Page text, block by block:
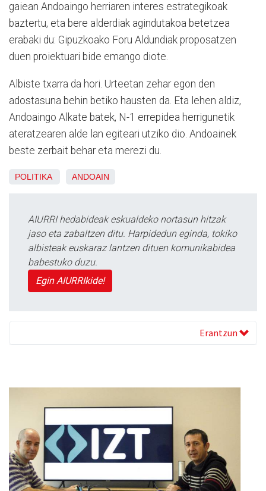
gaiean Andoaingo herriaren interes estrategikoak
baztertu, eta bere alderdiak agindutakoa betetzea
erabaki du: Gipuzkoako Foru Aldundiak proposatzen
duen proiektuari bide emango diote.
Albiste txarra da hori. Urteetan zehar egon den
adostasuna behin betiko hausten da. Eta lehen aldiz,
Andoaingo Alkate batek, N-1 errepidea herrigunetik
ateratzearen alde lan egiteari utziko dio. Andoainek
beste zerbait behar eta merezi du.
POLITIKA ANDOAIN
AIURRI hedabideak eskualdeko nortasun hitzak
jaso eta zabaltzen ditu. Harpidedun eginda, tokiko
albisteak euskaraz lantzen dituen komunikabidea
babestuko duzu.
Egin AIURRIkide!
Erantzun